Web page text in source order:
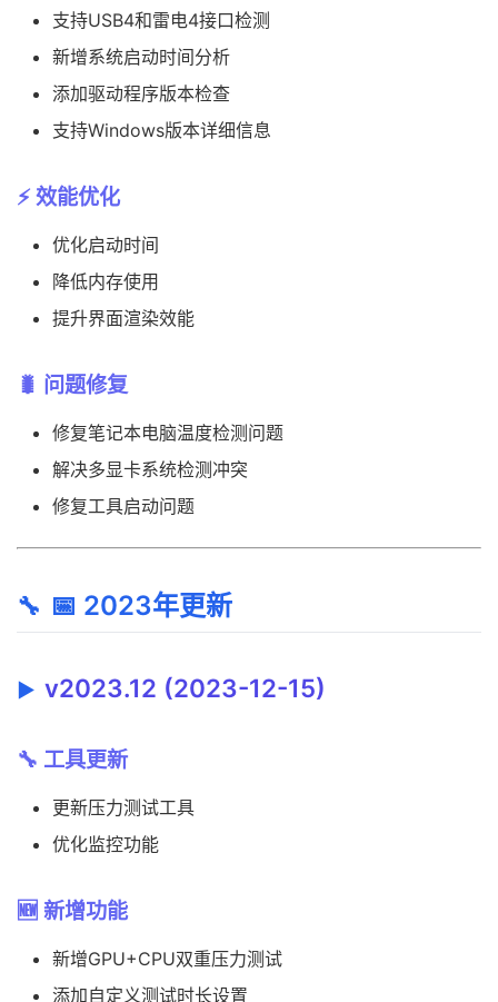
支持USB4和雷电4接口检测
新增系统启动时间分析
添加驱动程序版本检查
支持Windows版本详细信息
⚡ 效能优化
优化启动时间
降低内存使用
提升界面渲染效能
🐛 问题修复
修复笔记本电脑温度检测问题
解决多显卡系统检测冲突
修复工具启动问题
📅 2023年更新
v2023.12 (2023-12-15)
🔧 工具更新
更新压力测试工具
优化监控功能
🆕 新增功能
新增GPU+CPU双重压力测试
添加自定义测试时长设置